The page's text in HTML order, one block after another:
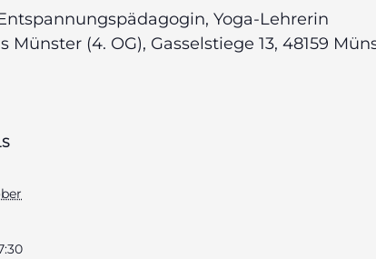
Yoga-Lehrerin
(4. OG), Gasselstiege 13, 48159